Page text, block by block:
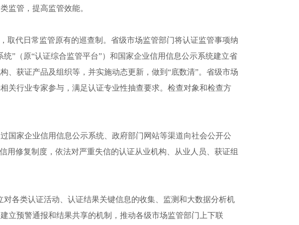
监管，提高监管效能。
代日常监管原有的巡查制。省级市场监管部门将认证监管事项纳
”（原“认证综合监管平台”）和国家企业信用信息公示系统建立省
、获证产品及组织等，并实施动态更新，做到“底数清”。省级市场
关行业专家参与，满足认证专业性抽查要求。检查对象和检查方
家企业信用信息公示系统、政府部门网站等渠道向社会公开公
用修复制度，依法对严重失信的认证从业机构、从业人员、获证组
各类认证活动、认证结果关键信息的收集、监测和大数据分析机
立预警通报和结果共享的机制，推动各级市场监管部门上下联